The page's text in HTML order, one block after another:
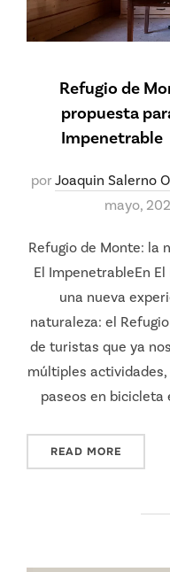
Refugio de
propuesta
Impenetrable
porJoaquin Salerno
mayo,
Refugio de Monte: la
El ImpenetrableEn
una nueva
naturaleza: el
de turistas que ya
múltiples
paseos en bicicleta
READ MORE